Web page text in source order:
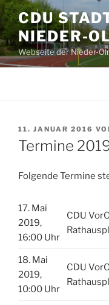
Zum
Inhalt
springen
CDU
NIEDER-
Webseite der Nieder-
VERÖFFENTLICHT
AM
11. JANUAR 2016
Termine
Folgende Termine
17. Mai
2019,
16:00 Uhr
CDU
18. Mai
2019,
10:00 Uhr
CDU